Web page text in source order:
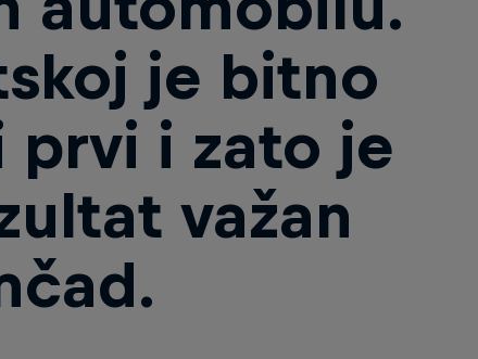
je bitno
prvi i zato je
važan